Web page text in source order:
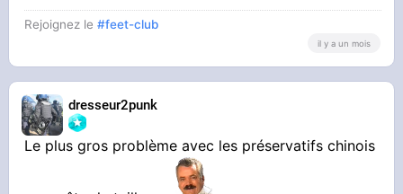
Rejoignez le#feet-club
il y a un mois
dresseur2punk
Le plus gros problème avec les préservatifs chinois